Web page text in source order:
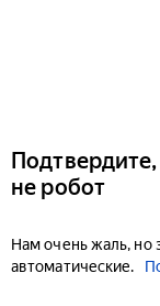
не робот
Нам очень жаль, но
автоматические.